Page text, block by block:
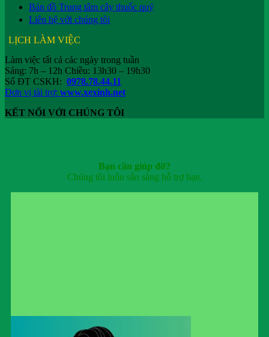
Bản đồ Trung tâm cây thuốc quý
Liên hệ với chúng tôi
LỊCH LÀM VIỆC
Làm việc tất cả các ngày trong tuần
Sáng: 7h – 12h Chiều: 13h30 – 19h30
Số ĐT CSKH: 0978.78.44.11
Đơn vị tài trợ: www.xexinh.net
KẾT NỐI VỚI CHÚNG TÔI
Bạn cần giúp đỡ?
Chúng tôi luôn sẵn sàng hỗ trợ bạn.